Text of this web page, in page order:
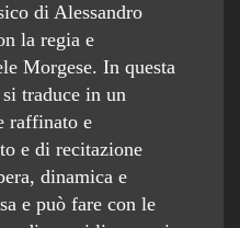
di Alessandro
la regia e
Morgese. In questa
traduce in un
raffinato e
e di recitazione
dinamica e
e può fare con le